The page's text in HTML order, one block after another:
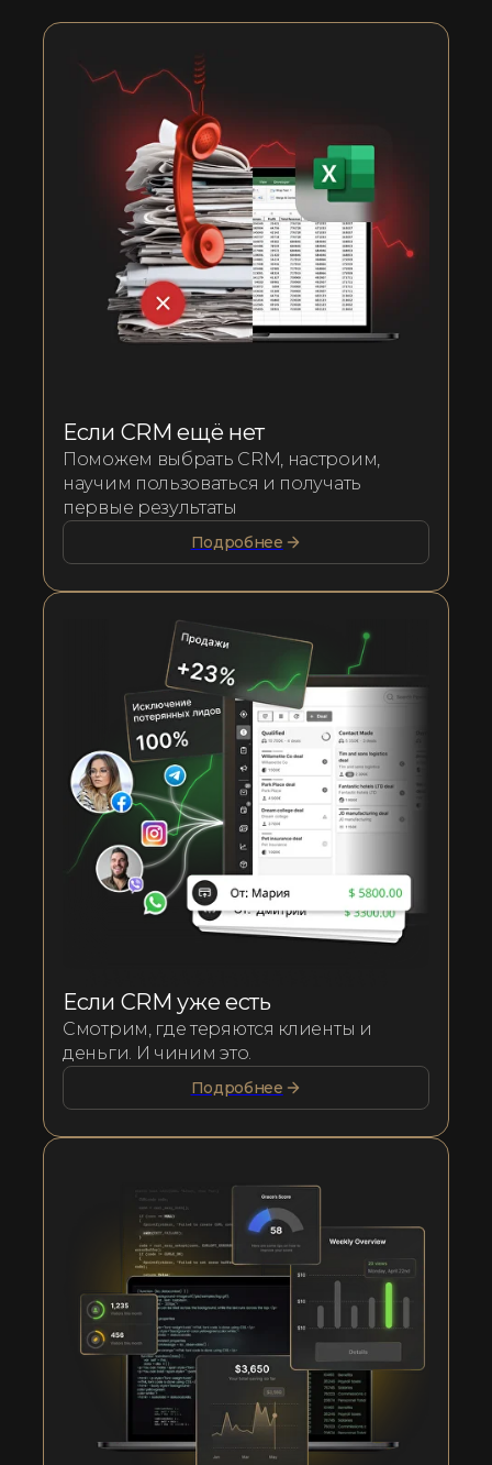
Если CRM ещё нет
Поможем выбрать CRM, настроим,
научим пользоваться и получать
первые результаты
Подробнее
Если CRM уже есть
Смотрим, где теряются клиенты и
деньги. И чиним это.
Подробнее